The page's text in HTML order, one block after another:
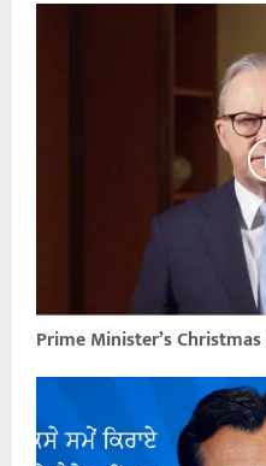
Prime Minister’s